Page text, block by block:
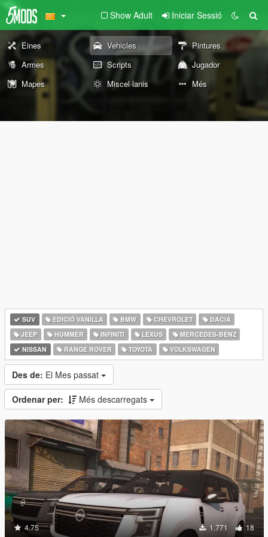
Show Adult Iniciar Sessió
Eines Vehicles
Pintures
Armes
Scripts
Jugador
Mapes
Miscel·lanis Més
SUV EDICIÓ VANILLA BMW CHEVROLET
DACIA
JEEP
HUMMER INFINITI LEXUS
MERCEDES-BENZ
NISSAN
RANGE ROVER TOYOTA VOLKSWAGEN
Des de: El Mes passat
Ordenar per: Més descarregats
4.75 1.771 18